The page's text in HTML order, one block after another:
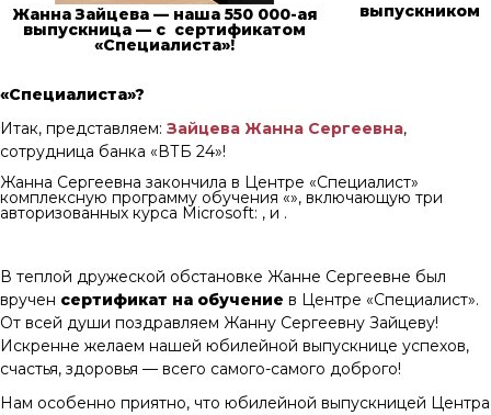
Жанна Зайцева — наша 550 000-ая
выпускница — с сертификатом
«Специалиста»!
выпускником
«Специалиста»?
Итак, представляем: Зайцева Жанна Сергеевна,
сотрудница банка «ВТБ 24»!
Жанна Сергеевна закончила в Центре «Специалист»
комплексную программу обучения «», включающую три
авторизованных курса Microsoft: , и .
В теплой дружеской обстановке Жанне Сергеевне был
вручен сертификат на обучение в Центре «Специалист».
От всей души поздравляем Жанну Сергеевну Зайцеву!
Искренне желаем нашей юбилейной выпускнице успехов,
счастья, здоровья — всего самого-самого доброго!
Нам особенно приятно, что юбилейной выпускницей Центра